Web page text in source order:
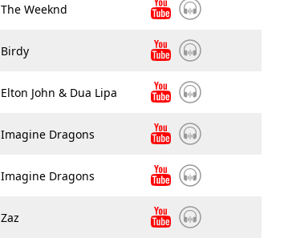
The Weeknd
Birdy
Elton John & Dua Lipa
Imagine Dragons
Imagine Dragons
Zaz